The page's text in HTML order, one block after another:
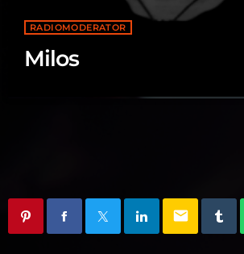
RADIOMODERATOR
Milos
email